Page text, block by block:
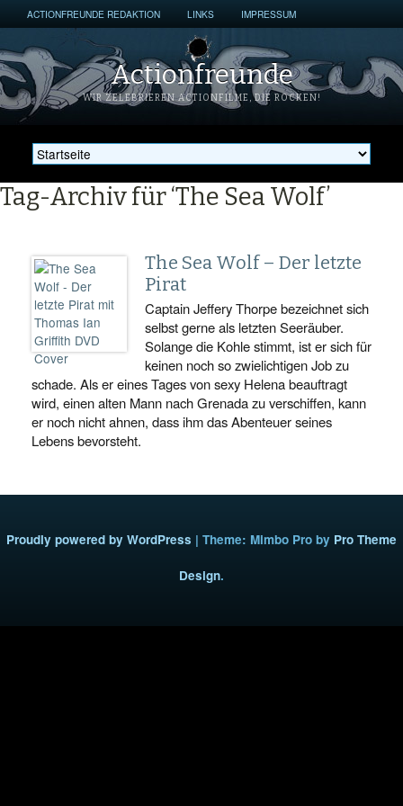
ACTIONFREUNDE REDAKTION LINKS IMPRESSUM
Actionfreunde
WIR ZELEBRIEREN ACTIONFILME, DIE ROCKEN!
Tag-Archiv für ‘The Sea Wolf’
The Sea Wolf – Der letzte
Pirat
Captain Jeffery Thorpe bezeichnet sich
selbst gerne als letzten Seeräuber.
Solange die Kohle stimmt, ist er sich für
keinen noch so zwielichtigen Job zu
schade. Als er eines Tages von sexy Helena beauftragt
wird, einen alten Mann nach Grenada zu verschiffen, kann
er noch nicht ahnen, dass ihm das Abenteuer seines
Lebens bevorsteht.
Proudly powered by WordPress | Theme: Mimbo Pro by Pro Theme
Design.